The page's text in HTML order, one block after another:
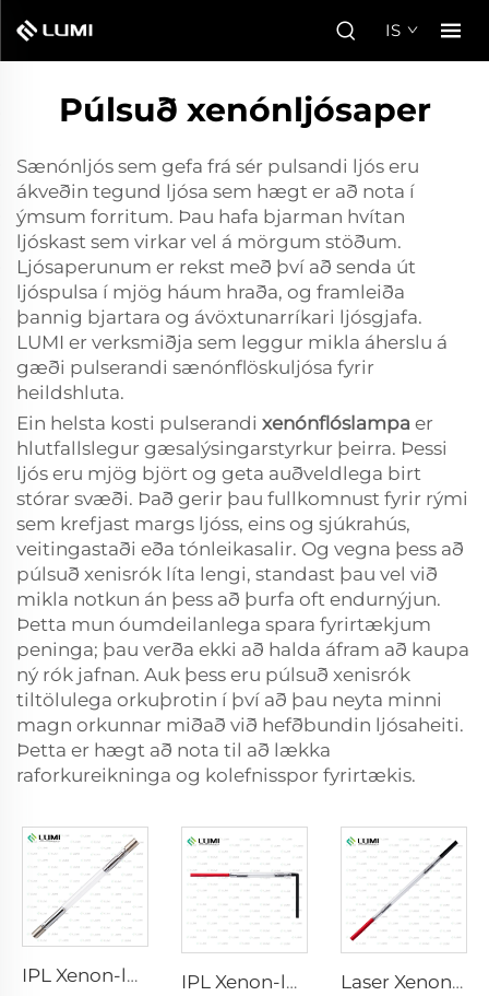
IS
Púlsuð xenónljósaper
Sænónljós sem gefa frá sér pulsandi ljós eru
ákveðin tegund ljósa sem hægt er að nota í
ýmsum forritum. Þau hafa bjarman hvítan
ljóskast sem virkar vel á mörgum stöðum.
Ljósaperunum er rekst með því að senda út
ljóspulsa í mjög háum hraða, og framleiða
þannig bjartara og ávöxtunarríkari ljósgjafa.
LUMI er verksmiðja sem leggur mikla áherslu á
gæði pulserandi sænónflöskuljósa fyrir
heildshluta.
Ein helsta kosti pulserandi xenónflóslampa er
hlutfallslegur gæsalýsingarstyrkur þeirra. Þessi
ljós eru mjög björt og geta auðveldlega birt
stórar svæði. Það gerir þau fullkomnust fyrir rými
sem krefjast margs ljóss, eins og sjúkrahús,
veitingastaði eða tónleikasalir. Og vegna þess að
púlsuð xenisrók líta lengi, standast þau vel við
mikla notkun án þess að þurfa oft endurnýjun.
Þetta mun óumdeilanlega spara fyrirtækjum
peninga; þau verða ekki að halda áfram að kaupa
ný rók jafnan. Auk þess eru púlsuð xenisrók
tiltölulega orkuþrotin í því að þau neyta minni
magn orkunnar miðað við hefðbundin ljósaheiti.
Þetta er hægt að nota til að lækka
raforkureikninga og kolefnisspor fyrirtækis.
IPL Xenon-lampa P1640 – 7×47×110 mm IPL Xenon-lampa P1541 – 9×45×100 mm Laser Xenon lýsing L2021-7×65×130 mm